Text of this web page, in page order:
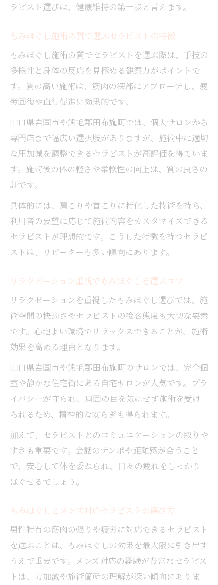
ラピスト選びは、健康維持の第一歩と言えます。
もみほぐし施術の質で選ぶセラピストの特徴
もみほぐし施術の質でセラピストを選ぶ際は、手技の
多様性と身体の反応を見極める観察力がポイントで
す。質の高い施術は、筋肉の深部にアプローチし、疲
労回復や血行促進に効果的です。
山口県岩国市や熊毛郡田布施町では、個人サロンから
専門店まで幅広い選択肢がありますが、施術中に適切
な圧加減を調整できるセラピストが高評価を得ていま
す。施術後の体の軽さや柔軟性の向上は、質の良さの
証です。
具体的には、肩こりや首こりに特化した技術を持ち、
利用者の要望に応じて施術内容をカスタマイズできる
セラピストが理想的です。こうした特徴を持つセラピ
ストは、リピーターも多い傾向にあります。
リラクゼーション重視でもみほぐしを選ぶコツ
リラクゼーションを重視したもみほぐし選びでは、施
術空間の快適さやセラピストの接客態度も大切な要素
です。心地よい環境でリラックスできることが、施術
効果を高める理由となります。
山口県岩国市や熊毛郡田布施町のサロンでは、完全個
室や静かな住宅街にある自宅サロンが人気です。プラ
イバシーが守られ、周囲の目を気にせず施術を受け
られるため、精神的な安らぎも得られます。
加えて、セラピストとのコミュニケーションの取りや
すさも重要です。会話のテンポや距離感が合うこと
で、安心して体を委ねられ、日々の疲れをしっかり
ほぐせるでしょう。
もみほぐしとメンズ対応セラピストの選び方
男性特有の筋肉の張りや疲労に対応できるセラピスト
を選ぶことは、もみほぐしの効果を最大限に引き出す
うえで重要です。メンズ対応の経験が豊富なセラピス
トは、力加減や施術箇所の理解が深い傾向にありま